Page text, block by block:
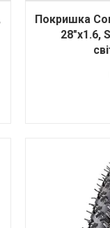
Покришка
28"x1.6,